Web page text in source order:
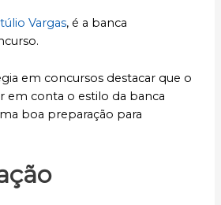
Vargas, é a banca
em concursos destacar que o
em conta o estilo da banca
boa preparação para